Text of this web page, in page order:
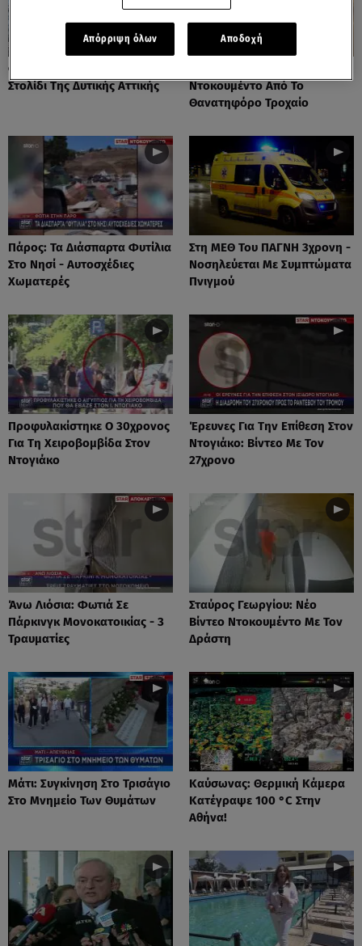
Φωτιές: Στάχτη Το Πράσινο
Στολίδι Της Δυτικής Αττικής
Ντοκουμέντο Από Το
Θανατηφόρο Τροχαίο
Πάρος: Τα Διάσπαρτα Φυτίλια
Στο Νησί - Αυτοσχέδιες
Χωματερές
Στη ΜΕΘ Του ΠΑΓΝΗ 3χρονη -
Νοσηλεύεται Με Συμπτώματα
Πνιγμού
Προφυλακίστηκε Ο 30χρονος
Για Τη Χειροβομβίδα Στον
Ντογιάκο
Έρευνες Για Την Επίθεση Στον
Ντογιάκο: Βίντεο Με Τον
27χρονο
Άνω Λιόσια: Φωτιά Σε
Πάρκινγκ Μονοκατοικίας - 3
Τραυματίες
Σταύρος Γεωργίου: Νέο
Βίντεο Ντοκουμέντο Με Τον
Δράστη
Μάτι: Συγκίνηση Στο Τρισάγιο
Στο Μνημείο Των Θυμάτων
Καύσωνας: Θερμική Κάμερα
Κατέγραψε 100 °C Στην
Αθήνα!
Απόρριψη όλων Αποδοχή